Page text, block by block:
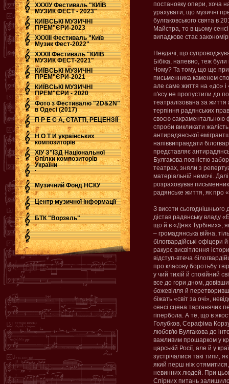
ХХХІУ Фестиваль "КИЇВ
МУЗИК ФЕСТ - 2023"
КИЇВСЬКІ МУЗИЧНІ
ПРЕМ"ЄРИ-2023
ХХХІІІ Фестиваль "Київ
Музик Фест-2022"
ХХХІІ Фестиваль "КИЇВ
МУЗИК ФЕСТ-2021"
КИЇВСЬКІ МУЗИЧНІ
ПРЕМ"ЄРИ-2021
КИЇВСЬКІ МУЗИЧНІ
ПРЕМ"ЄРИ - 2020
Фото з Фестивалю "2D&2N"
в Одесі (2017)
П Р Е С А, СТАТТІ, РЕЦЕНЗІЇ
Н О Т И українських
композиторів
ХІУ З"ЇЗД Національної
Спілки композиторів
України
.
Музичний Фонд НСКУ
Центр музичної інформації
БТК "Ворзель"
постановку опери, хоча
урахувати, що музичні
булгаковського свята в
Майстра, то в цьому
випадкове стає
Невдачі, що
Бібіка, напевно, теж
Чому? Та тому, що ще при
письменника каменем
але саме життя на «до» і
п'єсу не пропустили до
театралізована за
терпіння радянських
своєю сакраментальною
спроби викликати
антирадянської
напіввиправдати
представляє
Булгакова повністю
театрах, зняли з
матеріальній немочі.
розраховував
радянське життя, як про
З висоти сьогоднішнього
дістав радянську владу
що й в «Днях Турбіних»,
– громадянська війна,
білогвардійські офіцери
ракурс висвітлення
відступ-втеча
про класову боротьбу
у чий тихій й спокійний
все до гори дном,
божевілля й
біжать «світ за очі»,
сенсі сцена тарганячих
гіпербола. А те, що в
Голубков, Серафіма
любов'ю Булгакова до
важливим прошарком у
царській Росії, але й у
зустрічалися такі типи,
який перш ніж
невинних людей. При
Спірних питань